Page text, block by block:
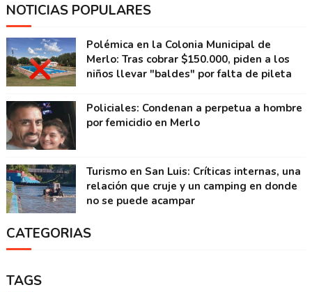
NOTICIAS POPULARES
Polémica en la Colonia Municipal de
Merlo: Tras cobrar $150.000, piden a los
niños llevar "baldes" por falta de pileta
Policiales: Condenan a perpetua a hombre
por femicidio en Merlo
Turismo en San Luis: Críticas internas, una
relación que cruje y un camping en donde
no se puede acampar
CATEGORIAS
TAGS